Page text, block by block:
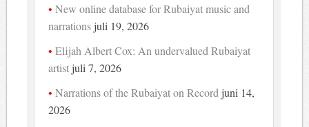
New online database for Rubaiyat music and
narrations juli 19, 2026
Elijah Albert Cox: An undervalued Rubaiyat
artist juli 7, 2026
Narrations of the Rubaiyat on Record juni 14,
2026